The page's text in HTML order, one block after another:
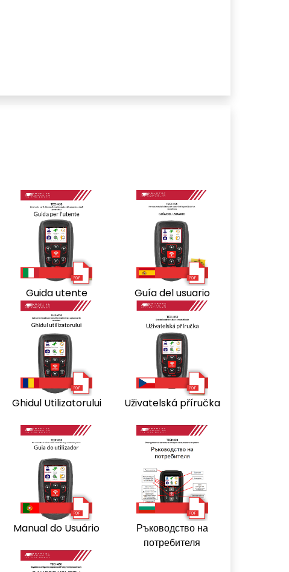
Guida utente Guía del usuario
Ghidul Utilizatorului Uživatelská příručka
Manual do Usuário
Ръководство на
потребителя